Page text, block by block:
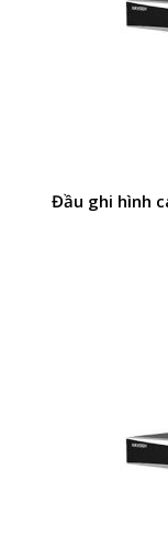
Đầu ghi hình